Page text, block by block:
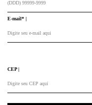
E-mail* |
CEP |